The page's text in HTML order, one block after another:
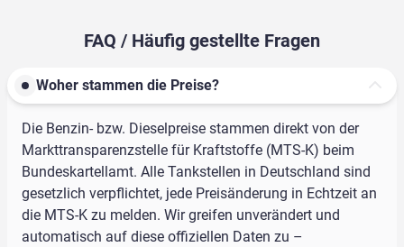
FAQ / Häufig gestellte Fragen
Woher stammen die Preise?
Die Benzin- bzw. Dieselpreise stammen direkt von der
Markttransparenzstelle für Kraftstoffe (MTS-K) beim
Bundeskartellamt. Alle Tankstellen in Deutschland sind
gesetzlich verpflichtet, jede Preisänderung in Echtzeit an
die MTS-K zu melden. Wir greifen unverändert und
automatisch auf diese offiziellen Daten zu –